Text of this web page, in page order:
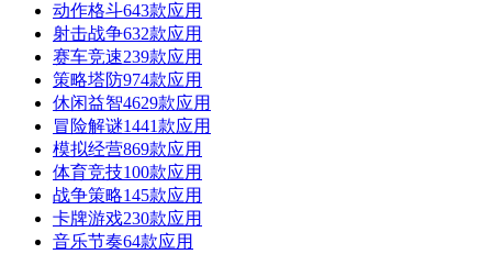
动作格斗643款应用
射击战争632款应用
赛车竞速239款应用
策略塔防974款应用
休闲益智4629款应用
冒险解谜1441款应用
模拟经营869款应用
体育竞技100款应用
战争策略145款应用
卡牌游戏230款应用
音乐节奏64款应用